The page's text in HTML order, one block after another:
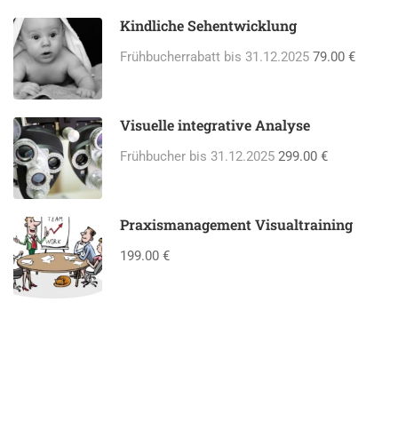
Kindliche Sehentwicklung
Frühbucherrabatt bis 31.12.2025 79.00 €
Visuelle integrative Analyse
Frühbucher bis 31.12.2025 299.00 €
Praxismanagement Visualtraining
199.00 €